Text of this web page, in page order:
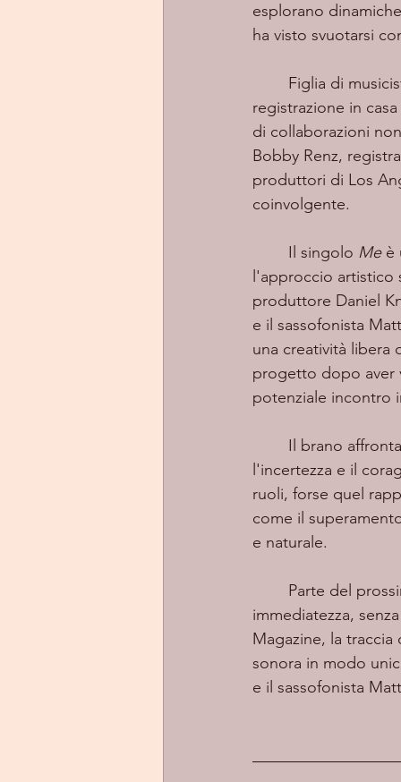
esplorano
ha visto svuotarsi
registrazione in
di collaborazioni
Bobby Renz,
produttori di Los
coinvolgente.
	Il singolo
Me è
l'approccio
produttore Daniel
e il sassofonista
una creatività libera
progetto dopo aver
potenziale incontro
l'incertezza e il
ruoli, forse quel
come il
e naturale.
Parte del
immediatezza,
Magazine, la
sonora in modo
e il sassofonista